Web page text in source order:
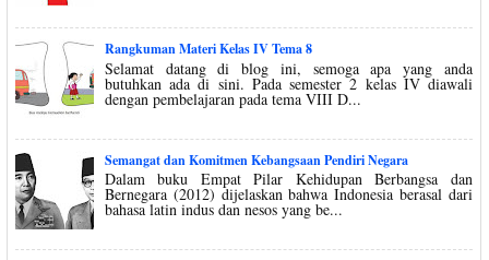
Rangkuman Materi Kelas IV Tema 8
Selamat datang di blog ini, semoga apa yang anda
butuhkan ada di sini. Pada semester 2 kelas IV diawali
dengan pembelajaran pada tema VIII D...
Semangat dan Komitmen Kebangsaan Pendiri Negara
Dalam buku Empat Pilar Kehidupan Berbangsa dan
Bernegara (2012) dijelaskan bahwa Indonesia berasal dari
bahasa latin indus dan nesos yang be...